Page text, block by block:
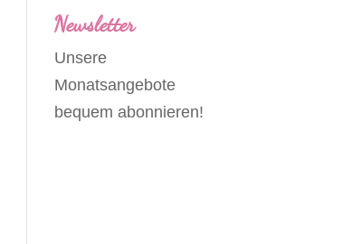
Newsletter
Unsere
Monatsangebote
bequem abonnieren!